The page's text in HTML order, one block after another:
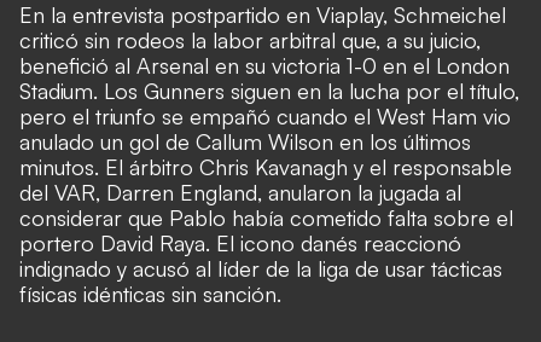
En la entrevista postpartido en Viaplay, Schmeichel
criticó sin rodeos la labor arbitral que, a su juicio,
benefició al Arsenal en su victoria 1-0 en el London
Stadium. Los Gunners siguen en la lucha por el título,
pero el triunfo se empañó cuando el West Ham vio
anulado un gol de Callum Wilson en los últimos
minutos. El árbitro Chris Kavanagh y el responsable
del VAR, Darren England, anularon la jugada al
considerar que Pablo había cometido falta sobre el
portero David Raya. El icono danés reaccionó
indignado y acusó al líder de la liga de usar tácticas
físicas idénticas sin sanción.